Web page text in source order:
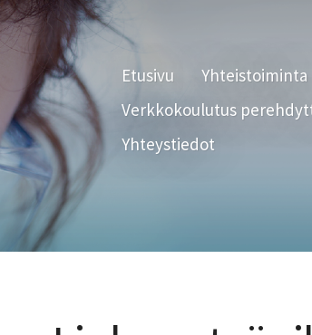
Etusivu Yhteistoiminta
Verkkokoulutus
Yhteystiedot